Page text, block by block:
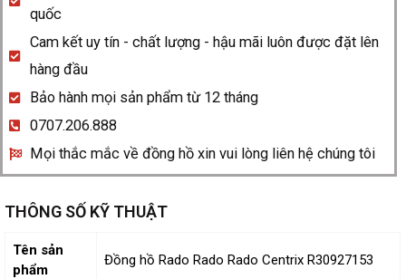
quốc
Cam kết uy tín - chất lượng - hậu mãi luôn được đặt lên
hàng đầu
Bảo hành mọi sản phẩm từ 12 tháng
0707.206.888
Mọi thắc mắc về đồng hồ xin vui lòng liên hệ chúng tôi
THÔNG SỐ KỸ THUẬT
Tên sản
phẩm
Đồng hồ Rado Rado Rado Centrix R30927153